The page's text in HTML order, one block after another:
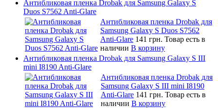
Антибликовая пленка Drobak для Samsung Galaxy S
Duos S7562 Anti-Glare
Антибликовая пленка Drobak для
Samsung Galaxy S Duos S7562
Anti-Glare 141 грн. Товар есть в
наличии В корзину
Антибликовая пленка Drobak для Samsung Galaxy S III
mini I8190 Anti-Glare
Антибликовая пленка Drobak для
Samsung Galaxy S III mini I8190
Anti-Glare 141 грн. Товар есть в
наличии В корзину